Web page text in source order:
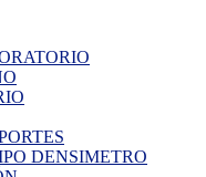
DENSIMETRO